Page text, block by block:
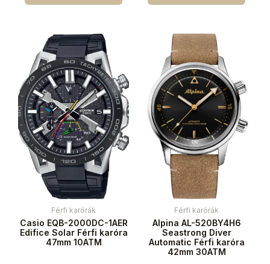
Férfi karórák
Casio EQB-2000DC-1AER
Edifice Solar Férfi karóra
47mm 10ATM
Férfi karórák
Alpina AL-520BY4H6
Seastrong Diver
Automatic Férfi karóra
42mm 30ATM